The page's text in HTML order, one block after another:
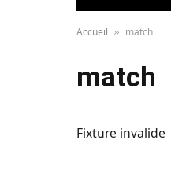
Accueil » match
match
Fixture invalide